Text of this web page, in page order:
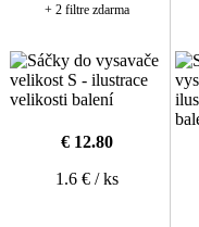
+ 2 filtre zdarma
€ 12.80
1.6 € / ks